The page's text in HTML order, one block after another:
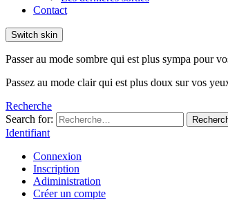
Contact
Switch skin
Passer au mode sombre qui est plus sympa pour
Passez au mode clair qui est plus doux sur vos
Recherche
Search for:
Identifiant
Connexion
Inscription
Adiministration
Créer un compte